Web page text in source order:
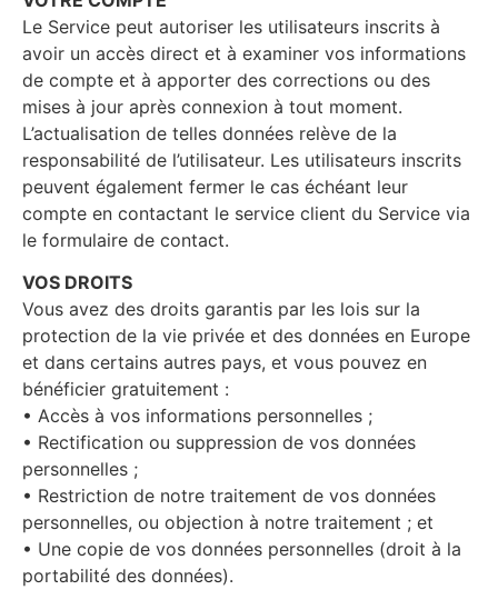
Le Service peut autoriser les utilisateurs inscrits à
avoir un accès direct et à examiner vos informations
de compte et à apporter des corrections ou des
mises à jour après connexion à tout moment.
L’actualisation de telles données relève de la
responsabilité de l’utilisateur. Les utilisateurs inscrits
peuvent également fermer le cas échéant leur
compte en contactant le service client du Service via
le formulaire de contact.
VOS DROITS
Vous avez des droits garantis par les lois sur la
protection de la vie privée et des données en Europe
et dans certains autres pays, et vous pouvez en
bénéficier gratuitement :
• Accès à vos informations personnelles ;
• Rectification ou suppression de vos données
personnelles ;
• Restriction de notre traitement de vos données
personnelles, ou objection à notre traitement ; et
• Une copie de vos données personnelles (droit à la
portabilité des données).